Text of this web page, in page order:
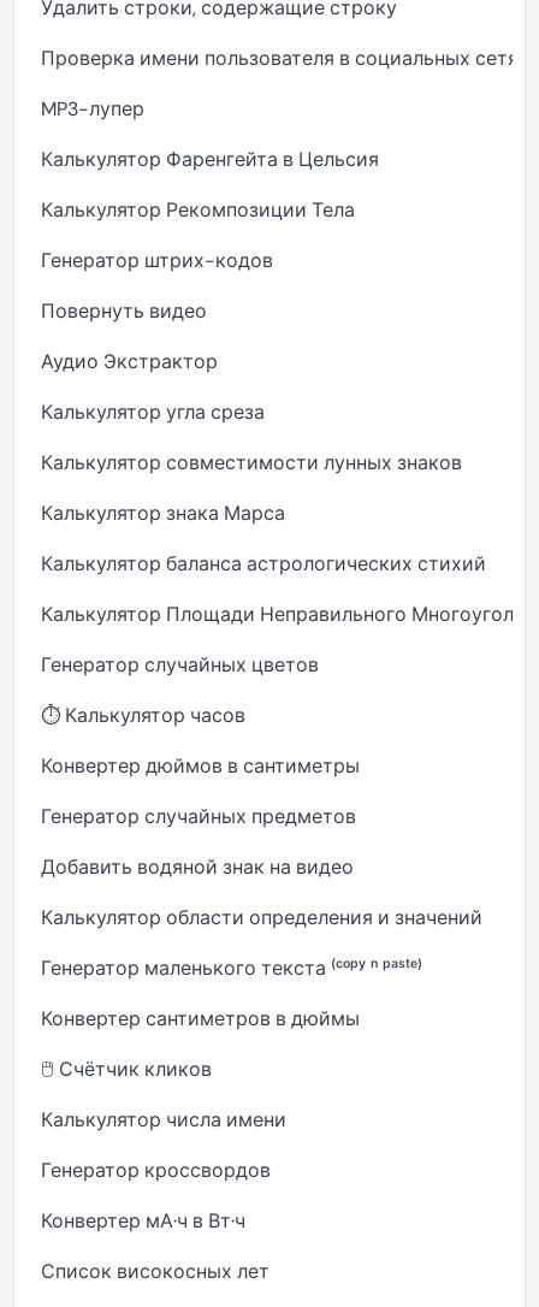
Удалить строки, содержащие строку
Проверка имени пользователя в социальных сетях
MP3-лупер
Калькулятор Фаренгейта в Цельсия
Калькулятор Рекомпозиции Тела
Генератор штрих-кодов
Повернуть видео
Аудио Экстрактор
Калькулятор угла среза
Калькулятор совместимости лунных знаков
Калькулятор знака Марса
Калькулятор баланса астрологических стихий
Калькулятор Площади Неправильного
Генератор случайных цветов
⏱️ Калькулятор часов
Конвертер дюймов в сантиметры
Генератор случайных предметов
Добавить водяной знак на видео
Калькулятор области определения и значений
Генератор маленького текста ⁽ᶜᵒᵖʸ ⁿ ᵖᵃˢᵗᵉ⁾
Конвертер сантиметров в дюймы
🖱️ Счётчик кликов
Калькулятор числа имени
Генератор кроссвордов
Конвертер мА·ч в Вт·ч
Список високосных лет